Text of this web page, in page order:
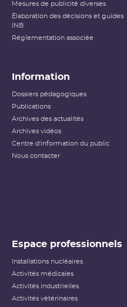
Mesures de publicité diverses
Élaboration des décisions et guides
INB
Réglementation associée
Information
Dossiers pédagogiques
Publications
Archives des actualités
Archives vidéos
Centre d'information du public
Nous contacter
Espace professionnels
Installations nucléaires
Activités médicales
Activités industrielles
Activités vétérinaires